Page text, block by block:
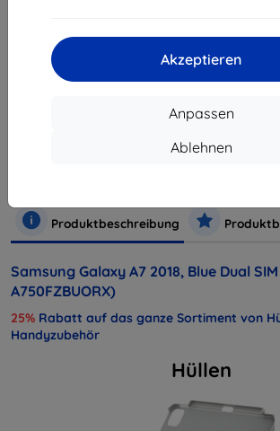
Akzeptieren
Anpassen
Ablehnen
ausverkauft
Produktbeschreibung
Samsung Galaxy A7 2018, Blue Dual
A750FZBUORX)
25% Rabatt auf das ganze Sortiment von
Handyzubehör
Hüllen